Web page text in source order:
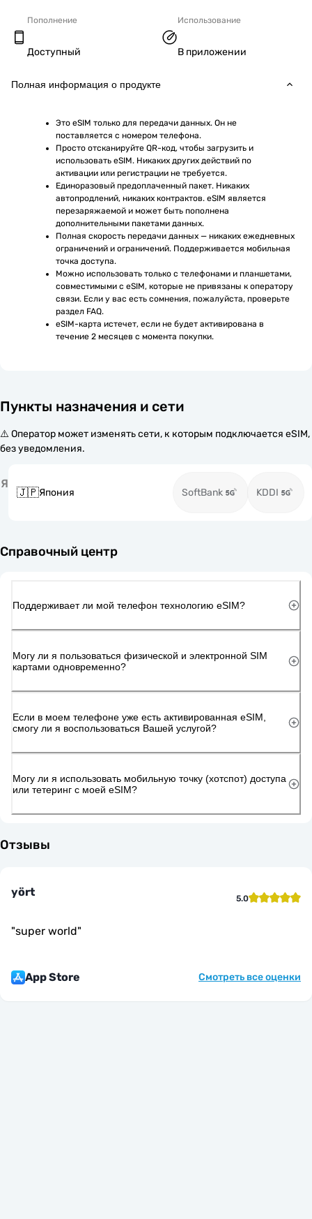
Пополнение
Доступный
Использование
В приложении
Полная информация о продукте
Это eSIM только для передачи данных. Он не
поставляется с номером телефона.
Просто отсканируйте QR-код, чтобы загрузить и
использовать eSIM. Никаких других действий по
активации или регистрации не требуется.
Единоразовый предоплаченный пакет. Никаких
автопродлений, никаких контрактов. eSIM является
перезаряжаемой и может быть пополнена
дополнительными пакетами данных.
Полная скорость передачи данных — никаких ежедневных
ограничений и ограничений. Поддерживается мобильная
точка доступа.
Можно использовать только с телефонами и планшетами,
совместимыми с eSIM, которые не привязаны к оператору
связи. Если у вас есть сомнения, пожалуйста, проверьте
раздел FAQ.
eSIM-карта истечет, если не будет активирована в
течение 2 месяцев с момента покупки.
Пункты назначения и сети
⚠️ Оператор может изменять сети, к которым подключается eSIM,
без уведомления.
Я
🇯🇵Япония SoftBank KDDI
Справочный центр
Поддерживает ли мой телефон технологию eSIM?
Могу ли я пользоваться физической и электронной SIM
картами одновременно?
Если в моем телефоне уже есть активированная eSIM,
смогу ли я воспользоваться Вашей услугой?
Могу ли я использовать мобильную точку (хотспот) доступа
или тетеринг с моей eSIM?
Отзывы
yört 5.0
"super world"
App Store Смотреть все оценки